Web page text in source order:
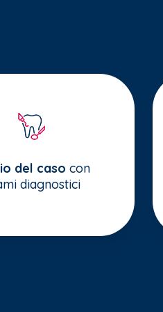
del casocon
diagnostici